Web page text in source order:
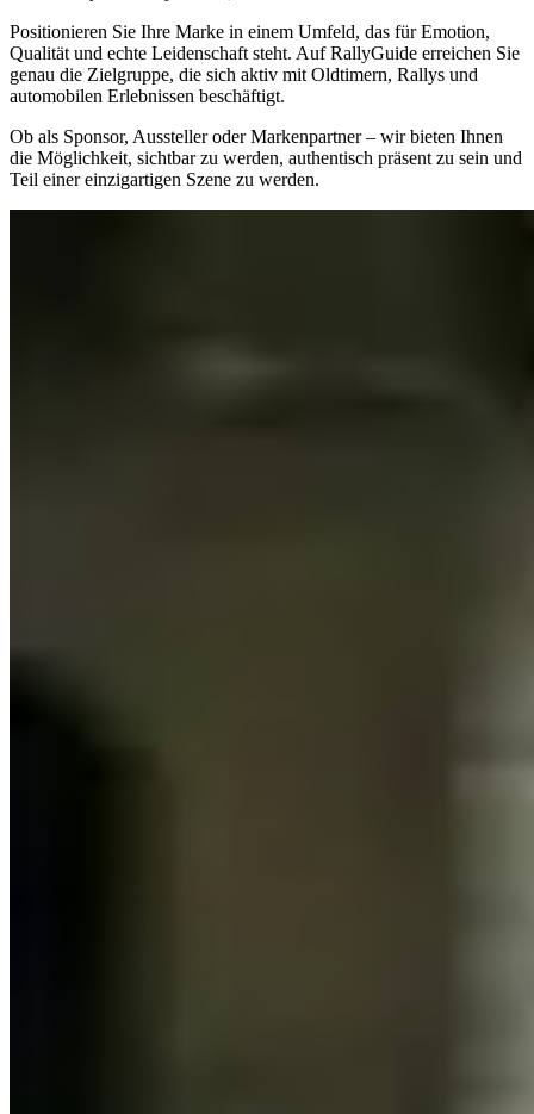
Positionieren Sie Ihre Marke in einem Umfeld, das für Emotion,
Qualität und echte Leidenschaft steht. Auf RallyGuide erreichen Sie
genau die Zielgruppe, die sich aktiv mit Oldtimern, Rallys und
automobilen Erlebnissen beschäftigt.
Ob als Sponsor, Aussteller oder Markenpartner – wir bieten Ihnen
die Möglichkeit, sichtbar zu werden, authentisch präsent zu sein und
Teil einer einzigartigen Szene zu werden.